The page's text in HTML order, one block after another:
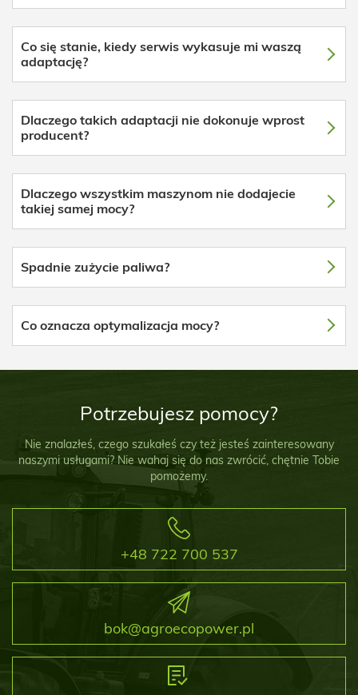
Co się stanie, kiedy serwis wykasuje mi waszą
adaptację?
Dlaczego takich adaptacji nie dokonuje wprost
producent?
Dlaczego wszystkim maszynom nie dodajecie
takiej samej mocy?
Spadnie zużycie paliwa?
Co oznacza optymalizacja mocy?
Potrzebujesz pomocy?
Nie znalazłeś, czego szukałeś czy też jesteś zainteresowany
naszymi usługami? Nie wahaj się do nas zwrócić, chętnie Tobie
pomożemy.
+48 722 700 537
bok@agroecopower.pl